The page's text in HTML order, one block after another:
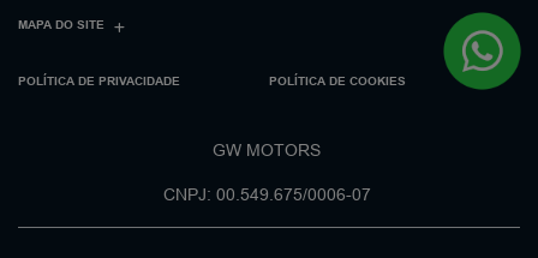
MAPA DO SITE
POLÍTICA DE PRIVACIDADE POLÍTICA DE COOKIES
GW MOTORS
CNPJ: 00.549.675/0006-07